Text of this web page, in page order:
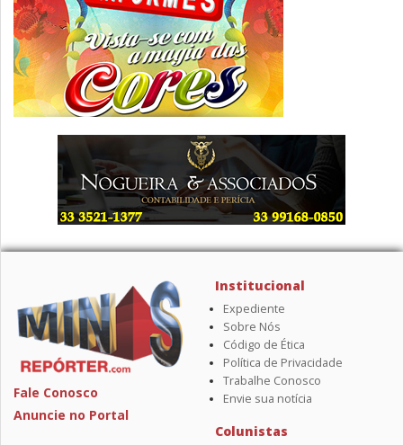
Fale Conosco
Anuncie no Portal
Institucional
Expediente
Sobre Nós
Código de Ética
Política de Privacidade
Trabalhe Conosco
Envie sua notícia
Colunistas